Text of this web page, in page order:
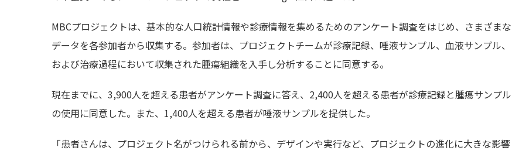
MBCプロジェクトは、基本的な人口統計情報や診療情報を集めるためのアンケート調査をはじめ、さまざまな
データを各参加者から収集する。参加者は、プロジェクトチームが診療記録、唾液サンプル、血液サンプル、
および治療過程において収集された腫瘍組織を入手し分析することに同意する。
現在までに、3,900人を超える患者がアンケート調査に答え、2,400人を超える患者が診療記録と腫瘍サンプル
の使用に同意した。また、1,400人を超える患者が唾液サンプルを提供した。
「患者さんは、プロジェクト名がつけられる前から、デザインや実行など、プロジェクトの進化に大きな影響